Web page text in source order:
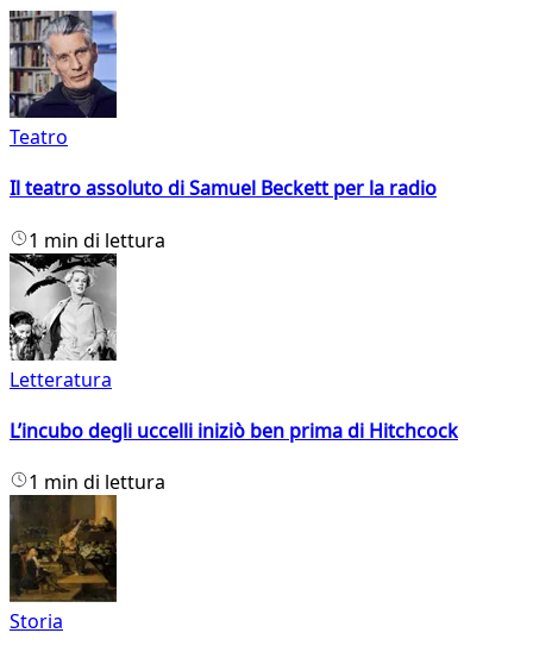
Teatro
Il teatro assoluto di Samuel Beckett per la radio
1 min di lettura
Letteratura
L’incubo degli uccelli iniziò ben prima di Hitchcock
1 min di lettura
Storia